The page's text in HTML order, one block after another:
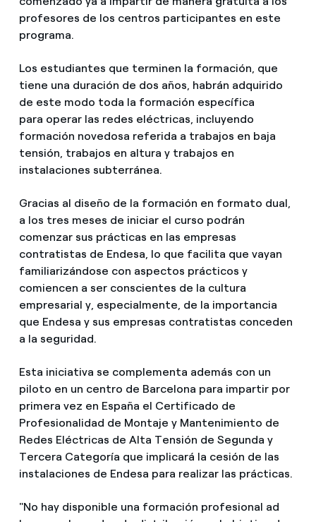
profesores de los centros participantes en este
programa.
Los estudiantes que terminen la formación, que
tiene una duración de dos años, habrán adquirido
de este modo toda la formación específica
para operar las redes eléctricas, incluyendo
formación novedosa referida a trabajos en baja
tensión, trabajos en altura y trabajos en
instalaciones subterránea.
Gracias al diseño de la formación en formato dual,
a los tres meses de iniciar el curso podrán
comenzar sus prácticas en las empresas
contratistas de Endesa, lo que facilita que vayan
familiarizándose con aspectos prácticos y
comiencen a ser conscientes de la cultura
empresarial y, especialmente, de la importancia
que Endesa y sus empresas contratistas conceden
a la seguridad.
Esta iniciativa se complementa además con un
piloto en un centro de Barcelona para impartir por
primera vez en España el Certificado de
Profesionalidad de Montaje y Mantenimiento de
Redes Eléctricas de Alta Tensión de Segunda y
Tercera Categoría que implicará la cesión de las
instalaciones de Endesa para realizar las prácticas.
"No hay disponible una formación profesional ad